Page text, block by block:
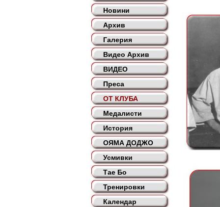
Новини
Архив
Галерия
Видео Архив
ВИДЕО
Преса
ОТ КЛУБА
Медалисти
История
ОЯМА ДОДЖО
Усмивки
Тае Бо
Тренировки
Календар